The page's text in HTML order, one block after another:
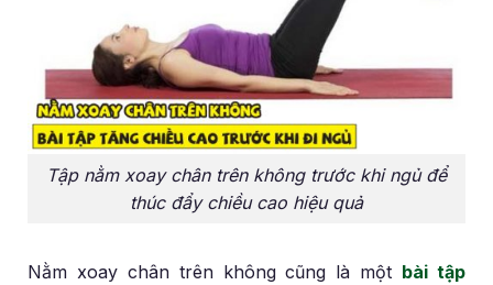
Tập nằm xoay chân trên không trước khi ngủ để
thúc đẩy chiều cao hiệu quả
Nằm xoay chân trên không cũng là một bài tập